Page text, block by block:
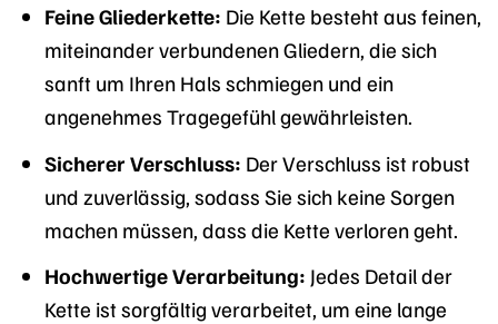
Feine Gliederkette: Die Kette besteht aus feinen,
miteinander verbundenen Gliedern, die sich
sanft um Ihren Hals schmiegen und ein
angenehmes Tragegefühl gewährleisten.
Sicherer Verschluss: Der Verschluss ist robust
und zuverlässig, sodass Sie sich keine Sorgen
machen müssen, dass die Kette verloren geht.
Hochwertige Verarbeitung: Jedes Detail der
Kette ist sorgfältig verarbeitet, um eine lange